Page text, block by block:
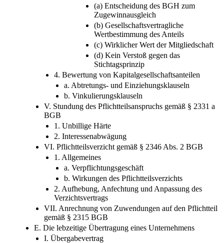
(a) Entscheidung des BGH zum
Zugewinnausgleich
(b) Gesellschaftsvertragliche
Wertbestimmung des Anteils
(c) Wirklicher Wert der Mitgliedschaft
(d) Kein Verstoß gegen das
Stichtagsprinzip
4. Bewertung von Kapitalgesellschaftsanteilen
a. Abtretungs- und Einziehungsklauseln
b. Vinkulierungsklauseln
V. Stundung des Pflichtteilsanspruchs gemäß § 2331 a
BGB
1. Unbillige Härte
2. Interessenabwägung
VI. Pflichtteilsverzicht gemäß § 2346 Abs. 2 BGB
1. Allgemeines
a. Verpflichtungsgeschäft
b. Wirkungen des Pflichtteilsverzichts
2. Aufhebung, Anfechtung und Anpassung des
Verzichtsvertrags
VII. Anrechnung von Zuwendungen auf den Pflichtteil
gemäß § 2315 BGB
E. Die lebzeitige Übertragung eines Unternehmens
I. Übergabevertrag